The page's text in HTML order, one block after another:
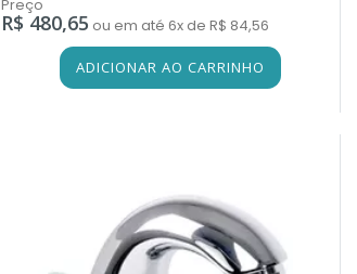
Preço
R$ 480,65 ou em até 6x de R$ 84,56
ADICIONAR AO CARRINHO